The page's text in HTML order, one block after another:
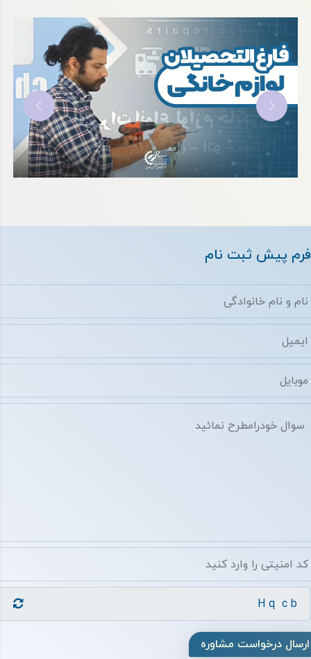
فرم پیش ثبت نام
ارسال درخواست مشاوره